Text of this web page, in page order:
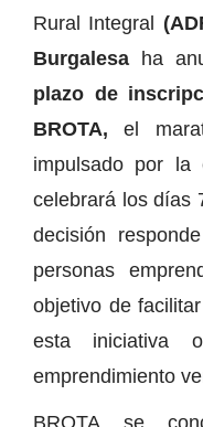
Rural Integral
Burgalesa ha
plazo de
BROTA,el
impulsado por la
celebrará los días
decisión
personas
objetivo de
esta iniciativa
emprendimiento
BROTA se